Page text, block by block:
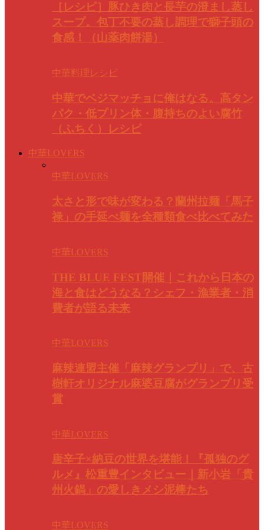
［レシピ］豚ひき肉と長芋の澄まし蒸し
スープ。包丁不要の蒸し調理で獅子頭の
食感！（山薬肉餅湯）
中華料理レシピ
中華でベジマッチョに俺はなる。高タン
パク・低プリン体・腹持ちのよい腐竹
（ふちく）レシピ
中華LOVERS
中華LOVERS
太さと形で味が変わる？蘭州拉麺「馬子
禄」の手延べ麺を全種類食べ比べてみた
中華LOVERS
THE BLUE FEST開催｜これから日本の
海と食はどうなる？シェフ・漁業者・消
費者が語る未来
中華LOVERS
麻辣連盟主催「麻辣グランプリ」で、古
樹軒オリジナル麻婆豆腐がグランプリ受
賞
中華LOVERS
唐辛子×納豆の世界を堪能！『孤独のグ
ルメ』松重豊インタビュー｜新小岩「貴
州火鍋」の愛しきメシ泥棒たち
中華LOVERS